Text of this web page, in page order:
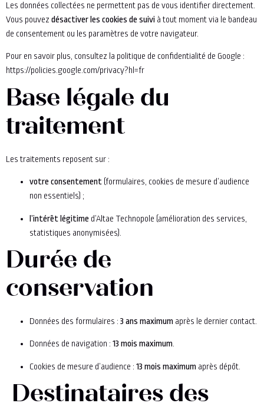
Les données collectées ne permettent pas de vous identifier directement.
Vous pouvez désactiver les cookies de suivi à tout moment via le bandeau
de consentement ou les paramètres de votre navigateur.
Pour en savoir plus, consultez la politique de confidentialité de Google :
https://policies.google.com/privacy?hl=fr
Base légale du
traitement
Les traitements reposent sur :
votre consentement (formulaires, cookies de mesure d’audience
non essentiels) ;
l’intérêt légitime d’Altae Technopole (amélioration des services,
statistiques anonymisées).
Durée de
conservation
Données des formulaires : 3 ans maximum après le dernier contact.
Données de navigation : 13 mois maximum.
Cookies de mesure d’audience : 13 mois maximum après dépôt.
Destinataires des